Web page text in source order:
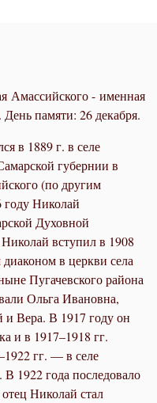
Амассийского - именная
памяти: 26 декабря.
в 1889 г. в селе
губернии в
(по другим
Николай
Духовной
вступил в 1908
в церкви села
Пугачевского района
Ольга Ивановна,
Вера. В 1917 году он
и в 1917–1918 гг.
гг. — в селе
1922 года последовало
Николай стал